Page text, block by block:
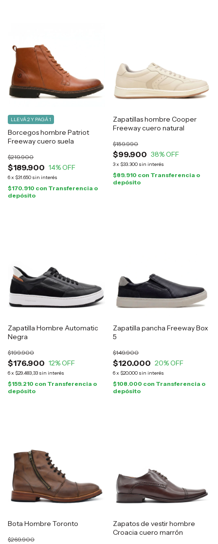
Borcegos hombre Patriot
Freeway cuero suela
$189.900
$219.900
14% OFF
6x $31.650 sin interés
LLEVÁ 2 Y PAGÁ 1
$170.910 con Transferencia o
depósito
Zapatillas hombre Cooper
Freeway cuero natural
$99.900
$159.990
38% OFF
3x $33.300 sin interés
$89.910 con Transferencia o
depósito
Zapatilla Hombre Automatic
Negra
$176.900
$199.900
12% OFF
6x $29.483,33 sin interés
$159.210 con Transferencia o
depósito
Zapatilla pancha Freeway Box
5
$120.000
$149.900
20% OFF
6x $20.000 sin interés
$108.000 con Transferencia o
depósito
Bota Hombre Toronto
$269.900
Zapatos de vestir hombre
Croacia cuero marrón